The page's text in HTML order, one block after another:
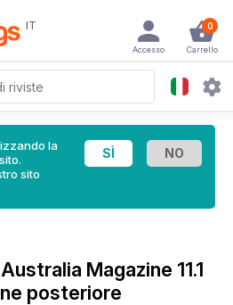
IT 0
Carrello
Accesso
la
sito
Magazine 11.1
posteriore